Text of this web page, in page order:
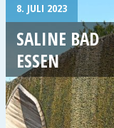
8. JULI 2023
SALINE BAD
ESSEN